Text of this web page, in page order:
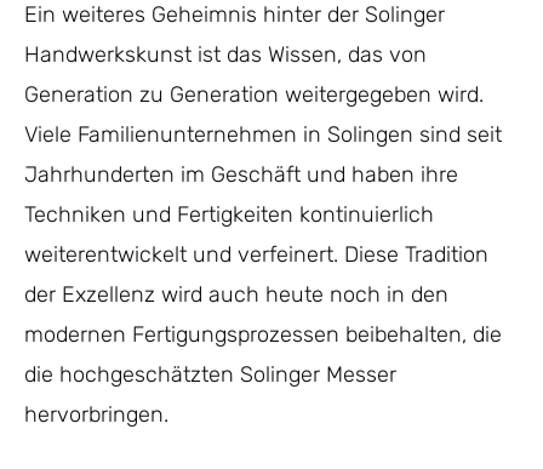
Ein weiteres Geheimnis hinter der Solinger
Handwerkskunst ist das Wissen, das von
Generation zu Generation weitergegeben wird.
Viele Familienunternehmen in Solingen sind seit
Jahrhunderten im Geschäft und haben ihre
Techniken und Fertigkeiten kontinuierlich
weiterentwickelt und verfeinert. Diese Tradition
der Exzellenz wird auch heute noch in den
modernen Fertigungsprozessen beibehalten, die
die hochgeschätzten Solinger Messer
hervorbringen.